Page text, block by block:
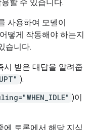
할 수 있습니다.
사용하여 모델이
떻게 작동해야 하는지
습니다.
시 받은 대답을 알려줍
).
)이
에 토론에서 해당 지식